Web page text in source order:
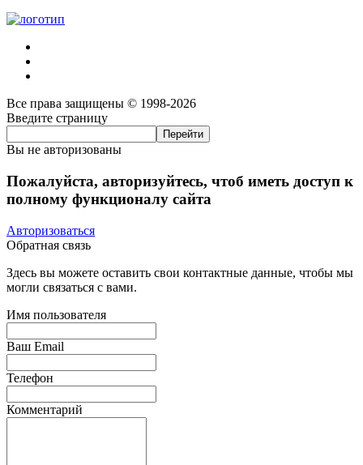
Все права защищены © 1998-2026
Введите страницу
Вы не авторизованы
Пожалуйста, авторизуйтесь, чтоб иметь доступ к
полному функционалу сайта
Авторизоваться
Обратная связь
Здесь вы можете оставить свои контактные данные, чтобы мы
могли связаться с вами.
Имя пользователя
Ваш Email
Телефон
Комментарий